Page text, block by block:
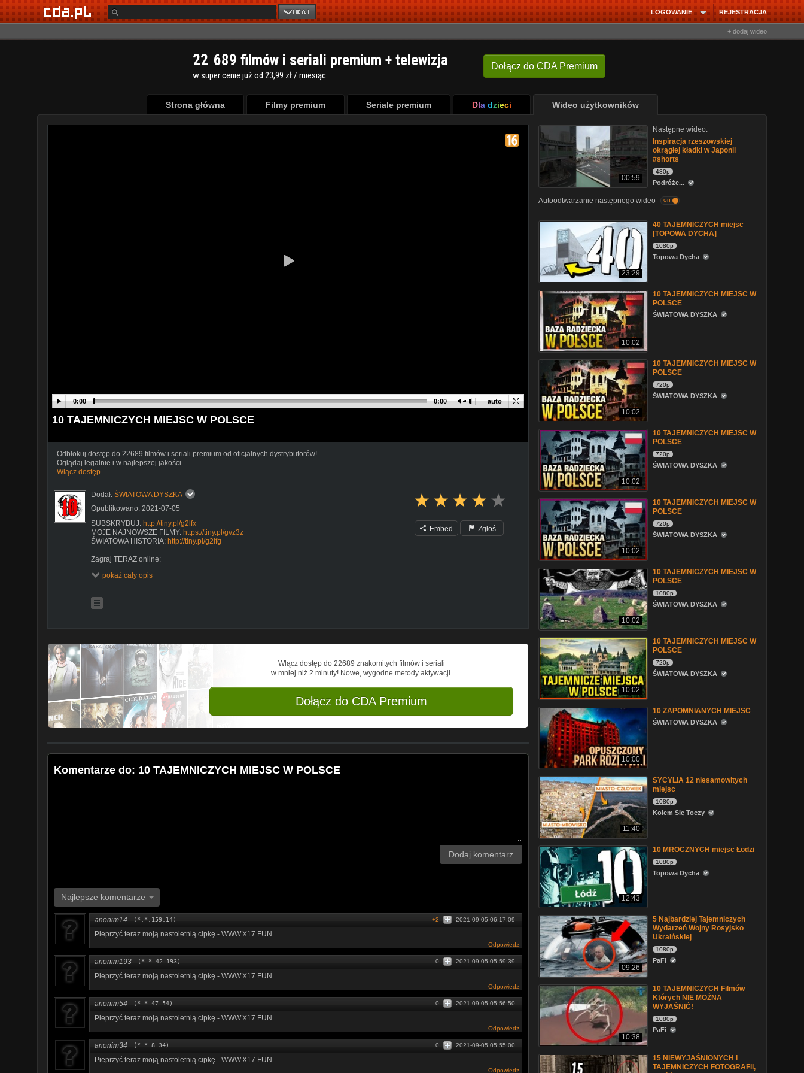
REJESTRACJA
LOGOWANIE
+ dodaj wideo
Dołącz do CDA Premium
22 689 filmów i seriali premium + telewizja
w super cenie już od 23,99 zł / miesiąc
Strona główna Filmy premium Seriale premium Dla dzieci Wideo użytkowników
auto
0:00 0:00
10 TAJEMNICZYCH MIEJSC W POLSCE
Odblokuj dostęp do 22689 filmów i seriali premium od oficjalnych dystrybutorów!
Oglądaj legalnie i w najlepszej jakości.
Włącz dostęp
Dodał: ŚWIATOWA DYSZKA
Opublikowano: 2021-07-05
SUBSKRYBUJ: http://tiny.pl/g2lfx
MOJE NAJNOWSZE FILMY: https://tiny.pl/gvz3z
ŚWIATOWA HISTORIA: http://tiny.pl/g2lfg
Zagraj TERAZ online:
Total War:http://tiny.pl/g2l5f
Inne filmy które mogą Cię zainteresować:
https://youtu.be/Z9abQmxq490
10 NAJGŁUPSZYCH RAS PSÓW
https://youtu.be/Pe8GJ8jFelA
10 NAJGORSZYCH FIRM SPOŻYWCZYCH
https://youtu.be/VcrLImfAklU
pokaż cały opis
Embed Zgłoś
Włącz dostęp do 22689 znakomitych filmów i seriali
w mniej niż 2 minuty! Nowe, wygodne metody aktywacji.
Dołącz do CDA Premium
Komentarze do: 10 TAJEMNICZYCH MIEJSC W POLSCE
Dodaj komentarz
Najlepsze komentarze
anonim14 (*.*.159.14) 2021-09-05 06:17:09
+2
P­i­e­p­r­z­y­­ć­­­ ­­­t­e­­­r­­­a­z­­­ ­m­­o­­­j­­­ą­­ ­­­n­­a­­s­t­­­o­­l­­­e­­t­­­n­­­i­­ą­ ­c­i­­­p­­­k­­ę­­ ­­­-­­­ ­­W­­W­­W­­­.­X­­­1­­7­­­.­­F­­U­N
Odpowiedz
anonim193 (*.*.42.193) 2021-09-05 05:59:39
0
P­­i­­e­­p­r­z­y­­ć­ ­­t­­e­­r­a­­z­ ­­m­­o­j­­­ą­ ­n­a­­­s­t­­­o­l­­­e­­t­­n­­i­­ą­ ­c­­i­­­p­k­­ę­­­ ­-­ ­­­W­­­W­­W­­­.­­­X­­­1­­7­.­­­F­­U­­N
Odpowiedz
anonim54 (*.*.47.54) 2021-09-05 05:56:50
0
P­­­i­­­e­­p­­­r­­­z­­y­­­ć­­ ­­­t­­­e­­­r­a­z­­ ­­m­o­­­j­ą­­ ­n­­a­­­s­­t­­o­­l­­e­­­t­n­­i­­ą­ ­­­c­­­i­­p­k­­­ę­­ ­­-­­ ­­­W­­W­W­­­.­­X­­­1­­7­­.­­F­­­U­­N
Odpowiedz
anonim34 (*.*.8.34) 2021-09-05 05:55:00
0
P­­­i­­­e­p­­r­z­y­­ć­­­ ­­­t­­e­­r­­a­z­­ ­­­m­­­o­­­j­ą­ ­n­a­­s­t­o­­­l­­e­­­t­­­n­i­­­ą­­ ­c­­­i­­­p­­k­­­ę­­ ­­­-­­­ ­W­­­W­­W­­.­­X­­1­­7­.­F­U­­­N
Odpowiedz
00:59
Następne wideo:
Inspiracja rzeszowskiej
okrągłej kładki w Japonii
#shorts
480p
Podróże...
Autoodtwarzanie następnego wideo on
23:29
40 TAJEMNICZYCH miejsc
[TOPOWA DYCHA]
1080p
Topowa Dycha
10:02
10 TAJEMNICZYCH MIEJSC W
POLSCE
ŚWIATOWA DYSZKA
10:02
10 TAJEMNICZYCH MIEJSC W
POLSCE
720p
ŚWIATOWA DYSZKA
10:02
10 TAJEMNICZYCH MIEJSC W
POLSCE
720p
ŚWIATOWA DYSZKA
10:02
10 TAJEMNICZYCH MIEJSC W
POLSCE
720p
ŚWIATOWA DYSZKA
10:02
10 TAJEMNICZYCH MIEJSC W
POLSCE
1080p
ŚWIATOWA DYSZKA
10:02
10 TAJEMNICZYCH MIEJSC W
POLSCE
720p
ŚWIATOWA DYSZKA
10:00
10 ZAPOMNIANYCH MIEJSC
ŚWIATOWA DYSZKA
11:40
SYCYLIA 12 niesamowitych
miejsc
1080p
Kołem Się Toczy
12:43
10 MROCZNYCH miejsc Łodzi
1080p
Topowa Dycha
09:26
5 Najbardziej Tajemniczych
Wydarzeń Wojny Rosyjsko
Ukraińskiej
1080p
PaFi
10:38
10 TAJEMNICZYCH Filmów
Których NIE MOŻNA
WYJAŚNIĆ!
1080p
PaFi
15 NIEWYJAŚNIONYCH I
TAJEMNICZYCH FOTOGRAFII,